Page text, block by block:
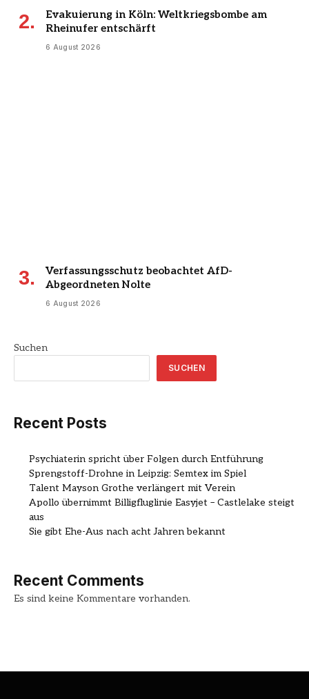
Evakuierung in Köln: Weltkriegsbombe am
Rheinufer entschärft
6 August 2026
Verfassungsschutz beobachtet AfD-
Abgeordneten Nolte
6 August 2026
Suchen
SUCHEN
Recent Posts
Psychiaterin spricht über Folgen durch Entführung
Sprengstoff-Drohne in Leipzig: Semtex im Spiel
Talent Mayson Grothe verlängert mit Verein
Apollo übernimmt Billigfluglinie Easyjet – Castlelake steigt
aus
Sie gibt Ehe-Aus nach acht Jahren bekannt
Recent Comments
Es sind keine Kommentare vorhanden.